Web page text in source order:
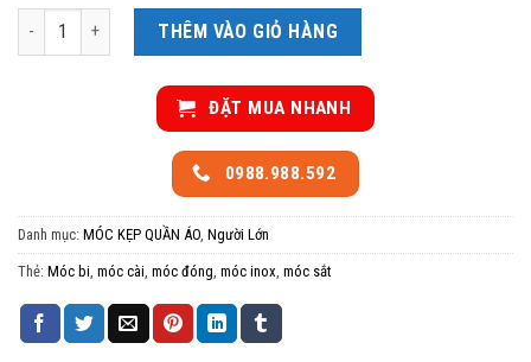
Móc bi đóng 5 số lượngTHÊM VÀO GIỎ HÀNG
ĐẶT MUA NHANH
0988.988.592
Danh mục: MÓC KẸP QUẦN ÁO Người Lớn
Thẻ: Móc bi móc cài móc đóng móc inox móc sắt